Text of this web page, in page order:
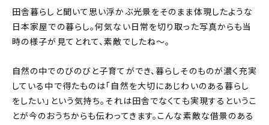
田舎暮らしと聞いて思い浮かぶ光景をそのまま体現したような
日本家屋での暮らし。何気ない日常を切り取った写真からも当
時の様子が見てとれて、素敵でしたね〜。
自然の中でのびのびと子育てができ、暮らしそのものが濃く充実
している中で得たものは「自然を大切にあじわいのある暮らし
をしたい」という気持ち。それは田舎でなくても実現するというこ
とが今のおうちからも伝わってきます。こんな素敵な借景のある